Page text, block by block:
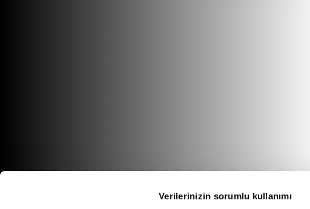
Verilerinizin sorumlu kullanımı